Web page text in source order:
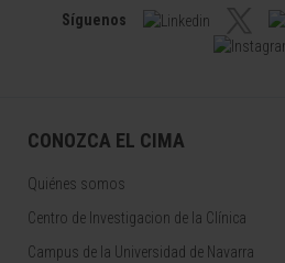
Síguenos
CONOZCA EL CIMA
Quiénes somos
Centro de Investigacion de la Clínica
Campus de la Universidad de Navarra